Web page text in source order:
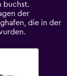
buchst.
der
die in der